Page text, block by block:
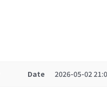
Date 2026-05-02